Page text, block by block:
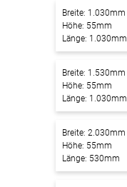
Breite: 1.030mm
Höhe: 55mm
Länge: 1.030mm
Breite: 1.530mm
Höhe: 55mm
Länge: 1.030mm
Breite: 2.030mm
Höhe: 55mm
Länge: 530mm